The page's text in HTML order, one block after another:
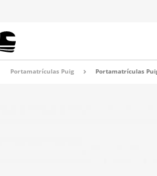
Portamatrículas Puig Portamatrículas